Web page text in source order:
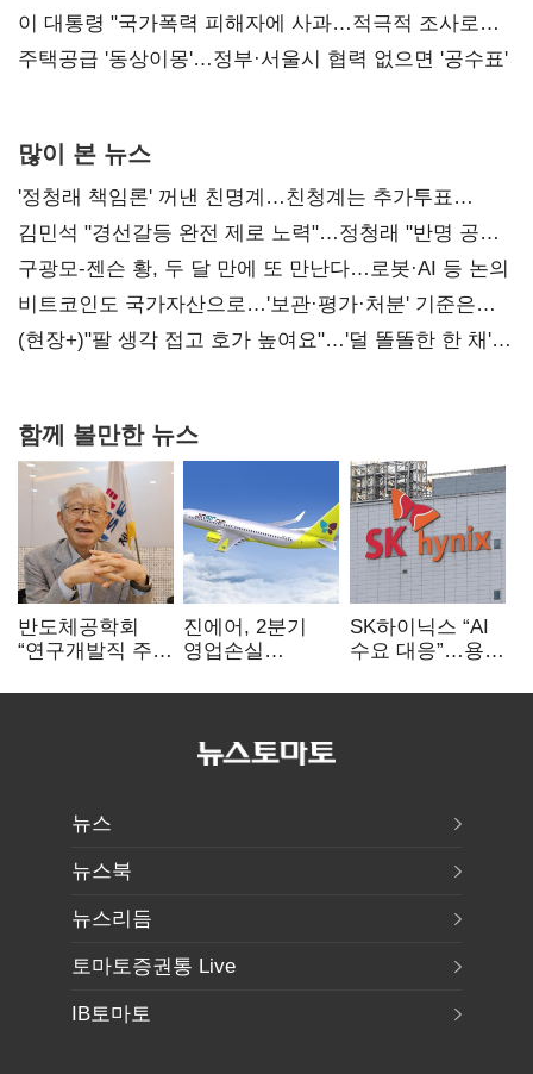
총선 지휘 못해"
이 대통령 "국가폭력 피해자에 사과…적극적 조사로
진실 밝혀야"
주택공급 '동상이몽'…정부·서울시 협력 없으면 '공수표'
많이 본 뉴스
'정청래 책임론' 꺼낸 친명계…친청계는 추가투표
때리기
김민석 "경선갈등 완전 제로 노력"…정청래 "반명 공세
사과부터"
구광모-젠슨 황, 두 달 만에 또 만난다…로봇·AI 등 논의
비트코인도 국가자산으로…'보관·평가·처분' 기준은
숙제
(현장+)"팔 생각 접고 호가 높여요"…'덜 똘똘한 한 채'
함께 볼만한 뉴스
반도체공학회
“연구개발직 주
개선해야”
진에어, 2분기
영업손실
상승 여파
SK하이닉스 “AI
수요 대응”…용인
투자
뉴스
뉴스북
뉴스리듬
토마토증권통 Live
IB토마토